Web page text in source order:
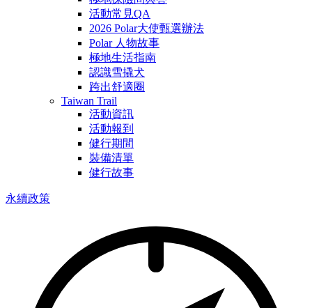
活動常見QA
2026 Polar大使甄選辦法
Polar 人物故事
極地生活指南
認識雪撬犬
跨出舒適圈
Taiwan Trail
活動資訊
活動報到
健行期間
裝備清單
健行故事
永續政策